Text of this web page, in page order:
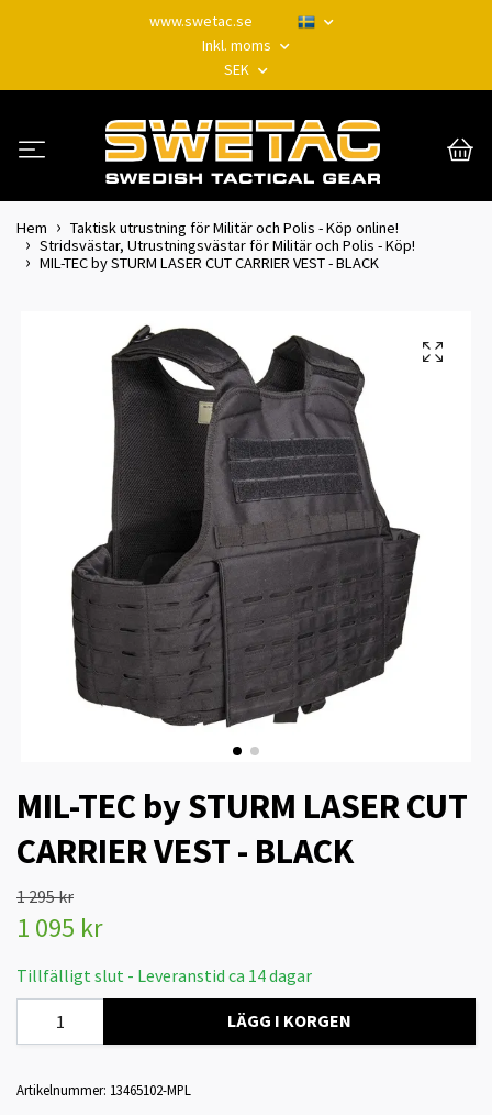
www.swetac.se
Inkl. moms
SEK
Hem
Taktisk utrustning för Militär och Polis - Köp online!
Stridsvästar, Utrustningsvästar för Militär och Polis - Köp!
MIL-TEC by STURM LASER CUT CARRIER VEST - BLACK
MIL-TEC by STURM LASER CUT
CARRIER VEST - BLACK
1 295 kr
1 095 kr
Tillfälligt slut - Leveranstid ca 14 dagar
LÄGG I KORGEN
Artikelnummer: 13465102-MPL